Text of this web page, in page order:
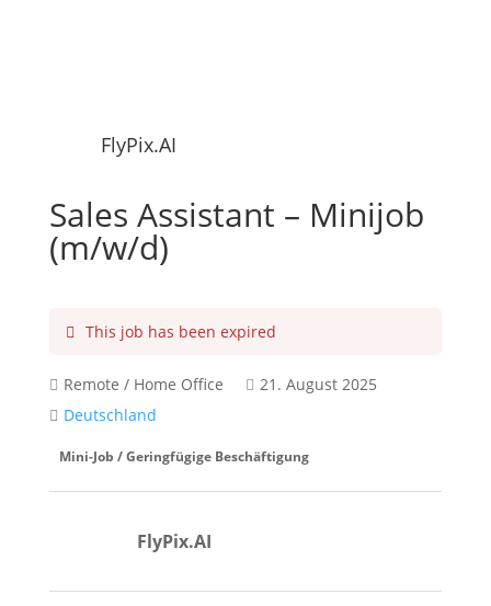
FlyPix.AI
Sales Assistant – Minijob
(m/w/d)
This job has been expired
Remote / Home Office
21. August 2025
Deutschland
Mini-Job / Geringfügige Beschäftigung
FlyPix.AI